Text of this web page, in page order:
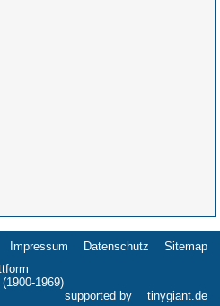
Impressum Datenschutz Sitemap
1969)
supported by
tinygiant.de